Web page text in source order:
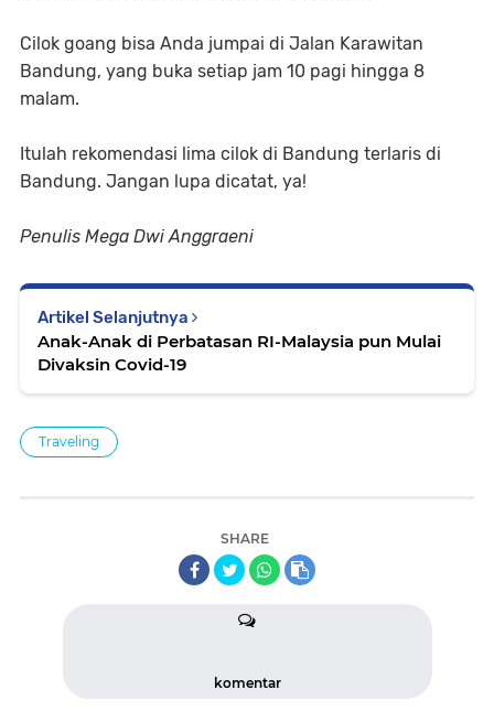
Cilok goang bisa Anda jumpai di Jalan Karawitan
Bandung, yang buka setiap jam 10 pagi hingga 8
malam.
Itulah rekomendasi lima cilok di Bandung terlaris di
Bandung. Jangan lupa dicatat, ya!
Penulis Mega Dwi Anggraeni
Artikel Selanjutnya
Anak-Anak di Perbatasan RI-Malaysia pun Mulai
Divaksin Covid-19
Traveling
SHARE
komentar